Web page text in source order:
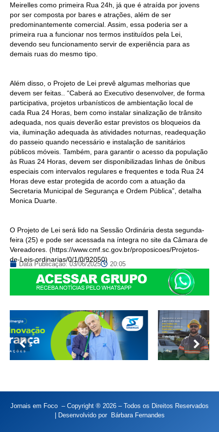
Meirelles como primeira Rua 24h, já que é atraída por jovens
por ser composta por bares e atrações, além de ser
predominantemente comercial. Assim, essa poderia ser a
primeira rua a funcionar nos termos instituídos pela Lei,
devendo seu funcionamento servir de experiência para as
demais ruas do mesmo tipo.
Além disso, o Projeto de Lei prevê algumas melhorias que
devem ser feitas.. “Caberá ao Executivo desenvolver, de forma
participativa, projetos urbanísticos de ambientação local de
cada Rua 24 Horas, bem como instalar sinalização de trânsito
adequada, nos quais deverão estar previstos os bloqueios da
via, iluminação adequada às atividades noturnas, readequação
do passeio quando necessário e instalação de sanitários
públicos móveis. Também, para garantir o acesso da população
às Ruas 24 Horas, devem ser disponibilizadas linhas de ônibus
especiais com intervalos regulares e frequentes e toda Rua 24
Horas deve estar protegida de acordo com a atuação da
Secretaria Municipal de Segurança e Ordem Pública”, detalha
Monica Duarte.
O Projeto de Lei será lido na Sessão Ordinária desta segunda-
feira (25) e pode ser acessada na íntegra no site da Câmara de
Vereadores. (https://www.cmf.sc.gov.br/proposicoes/Projetos-
de-Leis-ordinarias/0/1/0/92050)
Data Publicação:03/06/2025 20:05
Jornais em Foco – Copyright ® 2026 – Todos os Direitos Reservados
| Desenvolvido por
Bárbara Fernandes